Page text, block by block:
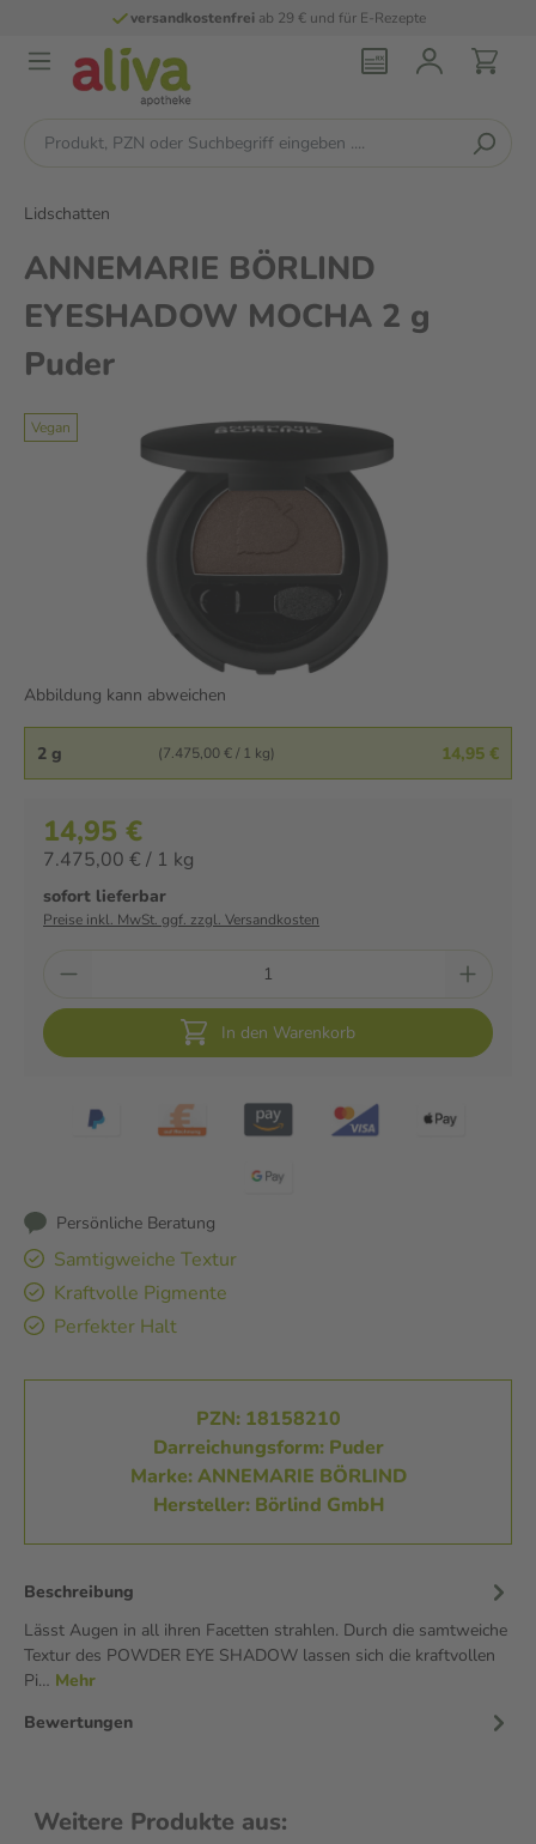
versandkostenfreiab 29 € und für E-Rezepte
Lidschatten
ANNEMARIE BÖRLIND
EYESHADOW MOCHA 2 g
Puder
Vegan
Abbildung kann abweichen
2 g (7.475,00 € / 1 kg) 14,95 €
14,95 €
7.475,00 € / 1 kg
sofort lieferbar
Preise inkl. MwSt. ggf. zzgl. Versandkosten
In den Warenkorb
Persönliche Beratung
Samtigweiche Textur
Kraftvolle Pigmente
Perfekter Halt
PZN: 18158210
Darreichungsform: Puder
Marke: ANNEMARIE BÖRLIND
Hersteller: Börlind GmbH
Beschreibung
Lässt Augen in all ihren Facetten strahlen. Durch die samtweiche
Textur des POWDER EYE SHADOW lassen sich die kraftvollen
Pi… Mehr
Bewertungen
Weitere Produkte aus: